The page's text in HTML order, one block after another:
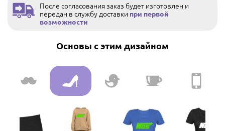
После согласования заказ будет изготовлен и
передан в службу доставки при первой
возможности
Основы с этим дизайном